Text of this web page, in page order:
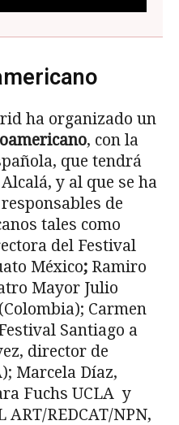
ha organizado un
, con la
que tendrá
y al que se ha
de
tales como
del Festival
México; Ramiro
Mayor Julio
Carmen
Santiago a
director de
Marcela Díaz,
Fuchs UCLA y
REDCAT/NPN,